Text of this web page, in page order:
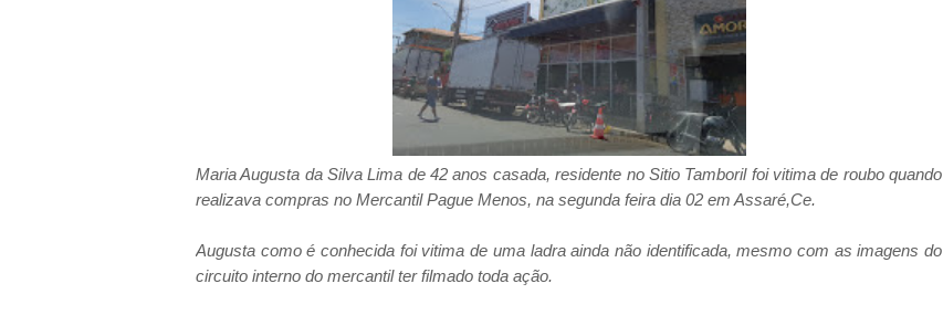
Maria Augusta da Silva Lima de 42 anos casada, residente no Sitio Tamboril foi vitima de roubo quando
realizava compras no Mercantil Pague Menos, na segunda feira dia 02 em Assaré,Ce.
Augusta como é conhecida foi vitima de uma ladra ainda não identificada, mesmo com as imagens do
circuito interno do mercantil ter filmado toda ação.